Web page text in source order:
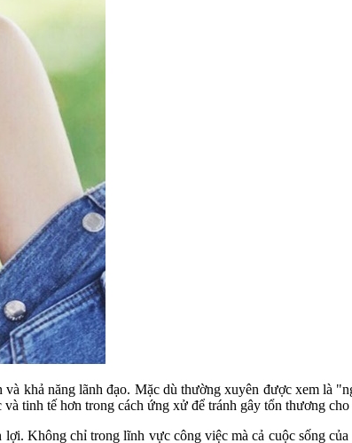
khả năng lãnh đạo. Mặc dù thường xuyên được xem là
tinh tế hơn trong cách ứng xử để tránh gây tổn thương
Không chỉ trong lĩnh vực công việc mà cả cuộc sống